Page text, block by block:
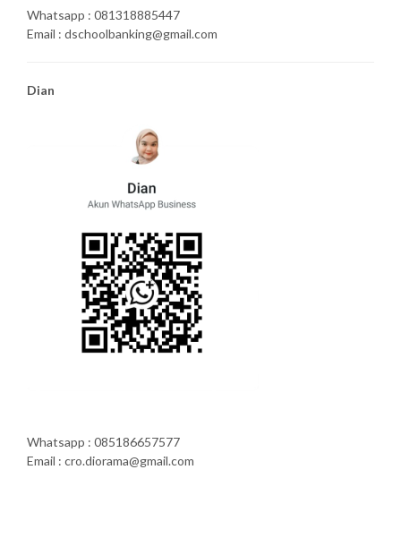
Whatsapp : 081318885447
Email : dschoolbanking@gmail.com
Dian
Whatsapp : 085186657577
Email : cro.diorama@gmail.com